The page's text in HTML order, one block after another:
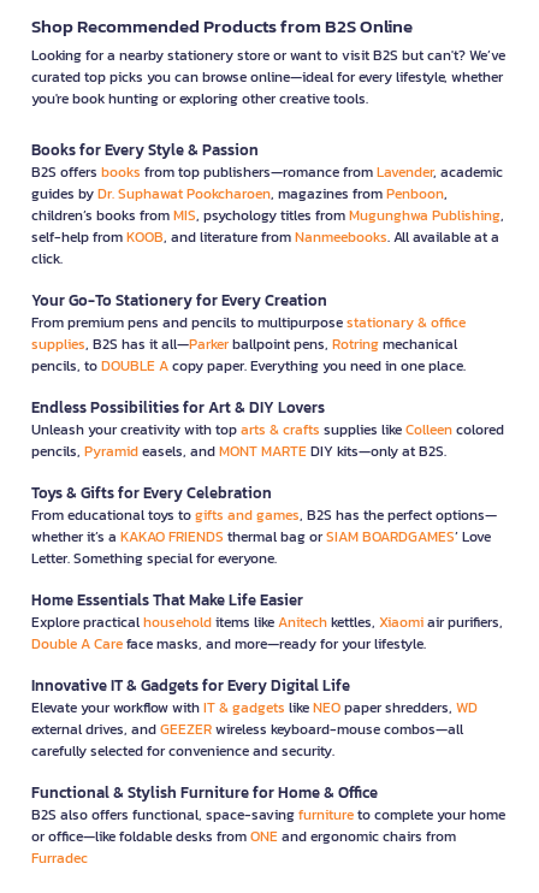
Shop Recommended Products from B2S Online
Looking for a nearby stationery store or want to visit B2S but can't? We’ve
curated top picks you can browse online—ideal for every lifestyle, whether
you're book hunting or exploring other creative tools.
Books for Every Style & Passion
B2S offers books from top publishers—romance fromLavender, academic
guides byDr. Suphawat Pookcharoen, magazines fromPenboon,
children’s books fromMIS, psychology titles fromMugunghwa Publishing,
self-help fromKOOB, and literature fromNanmeebooks. All available at a
click.
Your Go-To Stationery for Every Creation
From premium pens and pencils to multipurposestationary & office
supplies, B2S has it all—Parkerballpoint pens, Rotringmechanical
pencils, toDOUBLE Acopy paper. Everything you need in one place.
Endless Possibilities for Art & DIY Lovers
Unleash your creativity with toparts & crafts supplies likeColleencolored
pencils, Pyramideasels, andMONT MARTEDIY kits—only at B2S.
Toys & Gifts for Every Celebration
From educational toys togifts and games, B2S has the perfect options—
whether it’s a KAKAO FRIENDS thermal bag orSIAM BOARDGAMES’ Love
Letter. Something special for everyone.
Home Essentials That Make Life Easier
Explore practicalhouseholditems likeAnitechkettles, Xiaomiair purifiers,
Double A Careface masks, and more—ready for your lifestyle.
Innovative IT & Gadgets for Every Digital Life
Elevate your workflow withIT & gadgets likeNEOpaper shredders, WD
external drives, andGEEZERwireless keyboard-mouse combos—all
carefully selected for convenience and security.
Functional & Stylish Furniture for Home & Office
B2S also offers functional, space-savingfurnitureto complete your home
or office—like foldable desks fromONEand ergonomic chairs from
Furradec